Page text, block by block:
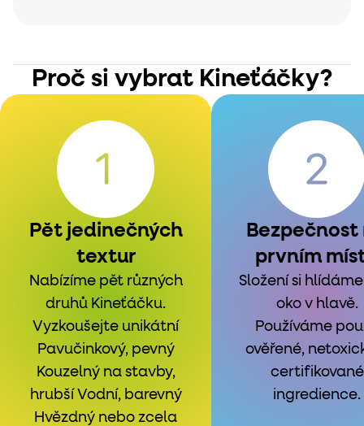
Proč si vybrat Kineťáčky?
Pět jedinečných
textur
Nabízíme pět různých
druhů Kineťáčku.
Vyzkoušejte unikátní
Pavučinkový, pevný
Kouzelný na stavby,
hrubší Vodní, barevný
Hvězdný nebo zcela
Bezpečnost
prvním
Složení si
oko v hlavě.
Používáme
ověřené,
certifikované
ingredience.